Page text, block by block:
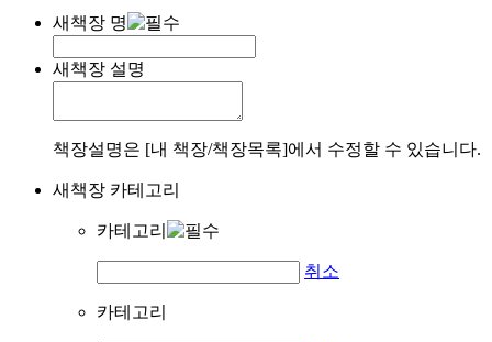
새책장 명
새책장 설명
책장설명은 [내 책장/책장목록]에서 수정할 수 있습니다.
새책장 카테고리
카테고리
취소
카테고리